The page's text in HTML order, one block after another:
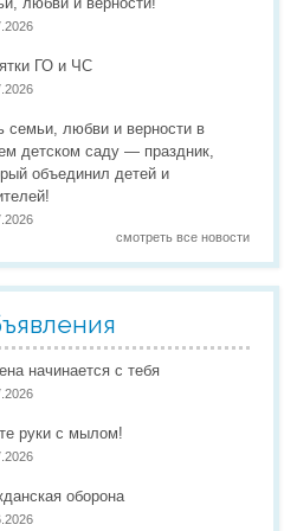
присмотру и уходу
праздники
работыГО и ЧС
семьи, любви и верности в
детском саду — праздник,
объединил детей и
смотреть все новости
начинается с тебя
руки с мылом!
оборона